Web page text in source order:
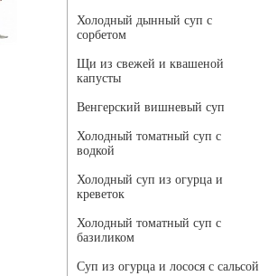
Холодный дынный суп с
сорбетом
Щи из свежей и квашеной
капусты
Венгерский вишневый суп
Холодный томатный суп с
водкой
Холодный суп из огурца и
креветок
Холодный томатный суп с
базиликом
Суп из огурца и лосося с сальсой